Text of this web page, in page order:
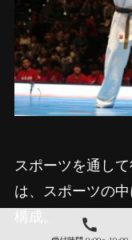
スポーツを通し
は、スポーツの
構成。